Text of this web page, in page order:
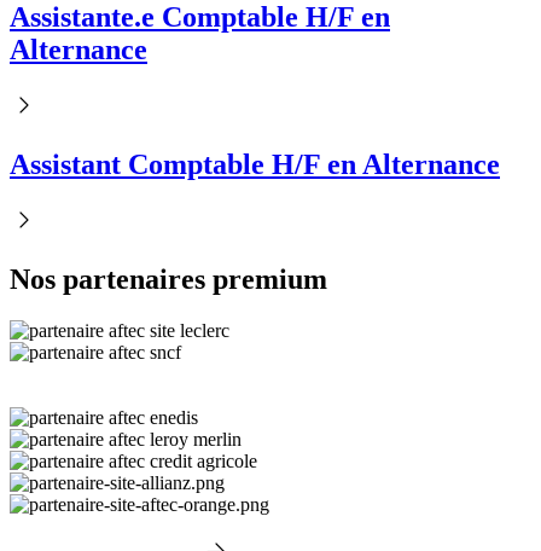
Assistante.e Comptable H/F en
Alternance
Assistant Comptable H/F en Alternance
Nos partenaires premium